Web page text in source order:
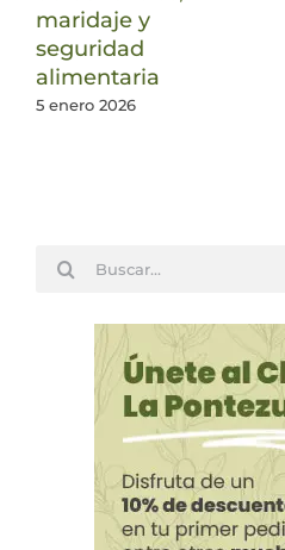
maridaje y
seguridad
alimentaria
5 enero 2026
Buscar: